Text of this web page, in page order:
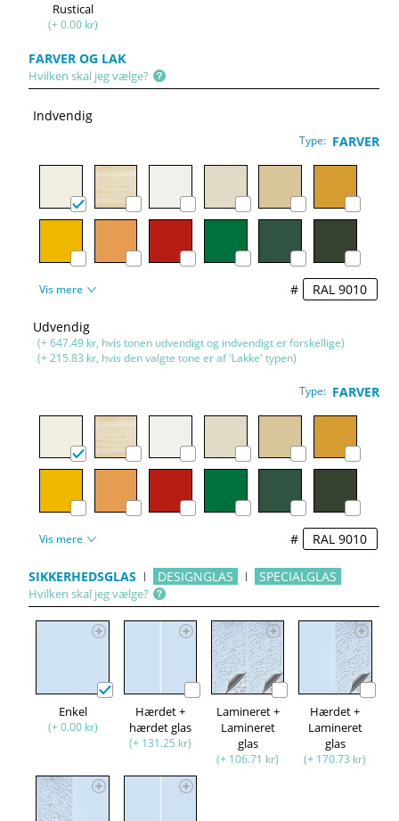
Rustical
(+ 0.00 kr)
FARVER OG LAK
Hvilken skal jeg vælge?
Indvendig
Type: FARVER
Vis mere #
Udvendig
(+ 647.49 kr, hvis tonen udvendigt og indvendigt er forskellige)
(+ 215.83 kr, hvis den valgte tone er af 'Lakke' typen)
Type: FARVER
Vis mere #
SIKKERHEDSGLAS DESIGNGLAS SPECIALGLAS
Hvilken skal jeg vælge?
Enkel
(+ 0.00 kr)
Hærdet +
hærdet glas
(+ 131.25 kr)
Lamineret +
Lamineret
glas
(+ 106.71 kr)
Hærdet +
Lamineret
glas
(+ 170.73 kr)